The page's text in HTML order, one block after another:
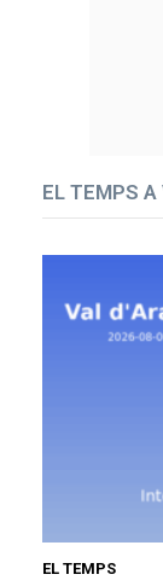
EL TEMPS A
EL TEMPS